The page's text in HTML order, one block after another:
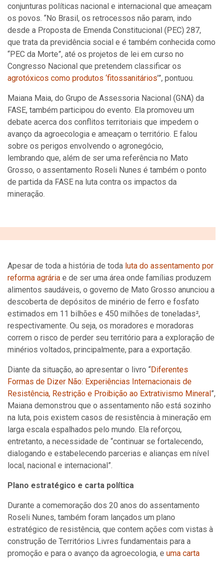
conjunturas políticas nacional e internacional que ameaçam
os povos. “No Brasil, os retrocessos não param, indo
desde a Proposta de Emenda Constitucional (PEC) 287,
que trata da previdência social e é também conhecida como
“PEC da Morte”, até os projetos de lei em curso no
Congresso Nacional que pretendem classificar os
agrotóxicos como produtos ‘fitossanitários’”, pontuou.
Maiana Maia, do Grupo de Assessoria Nacional (GNA) da
FASE, também participou do evento. Ela promoveu um
debate acerca dos conflitos territoriais que impedem o
avanço da agroecologia e ameaçam o território. E falou
sobre os perigos envolvendo o agronegócio,
lembrando que, além de ser uma referência no Mato
Grosso, o assentamento Roseli Nunes é também o ponto
de partida da FASE na luta contra os impactos da
mineração.
Apesar de toda a história de toda luta do assentamento por
reforma agrária e de ser uma área onde famílias produzem
alimentos saudáveis, o governo de Mato Grosso anunciou a
descoberta de depósitos de minério de ferro e fosfato
estimados em 11 bilhões e 450 milhões de toneladas²,
respectivamente. Ou seja, os moradores e moradoras
correm o risco de perder seu território para a exploração de
minérios voltados, principalmente, para a exportação.
Diante da situação, ao apresentar o livro “Diferentes
Formas de Dizer Não: Experiências Internacionais de
Resistência, Restrição e Proibição ao Extrativismo Mineral ”,
Maiana demonstrou que o assentamento não está sozinho
na luta, pois existem casos de resistência à mineração em
larga escala espalhados pelo mundo. Ela reforçou,
entretanto, a necessidade de “continuar se fortalecendo,
dialogando e estabelecendo parcerias e alianças em nível
local, nacional e internacional”.
Plano estratégico e carta política
Durante a comemoração dos 20 anos do assentamento
Roseli Nunes, também foram lançados um plano
estratégico de resistência, que contem ações com vistas à
construção de Territórios Livres fundamentais para a
promoção e para o avanço da agroecologia, e uma carta